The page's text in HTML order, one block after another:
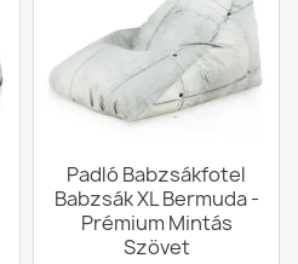
Padló Babzsákfotel
Babzsák XL Bermuda -
Prémium Mintás
Szövet